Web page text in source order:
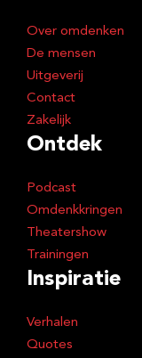
Over omdenken
De mensen
Uitgeverij
Contact
Zakelijk
Ontdek
Podcast
Omdenkkringen
Theatershow
Trainingen
Inspiratie
Verhalen
Quotes